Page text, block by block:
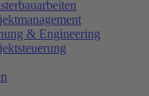
& Engineering